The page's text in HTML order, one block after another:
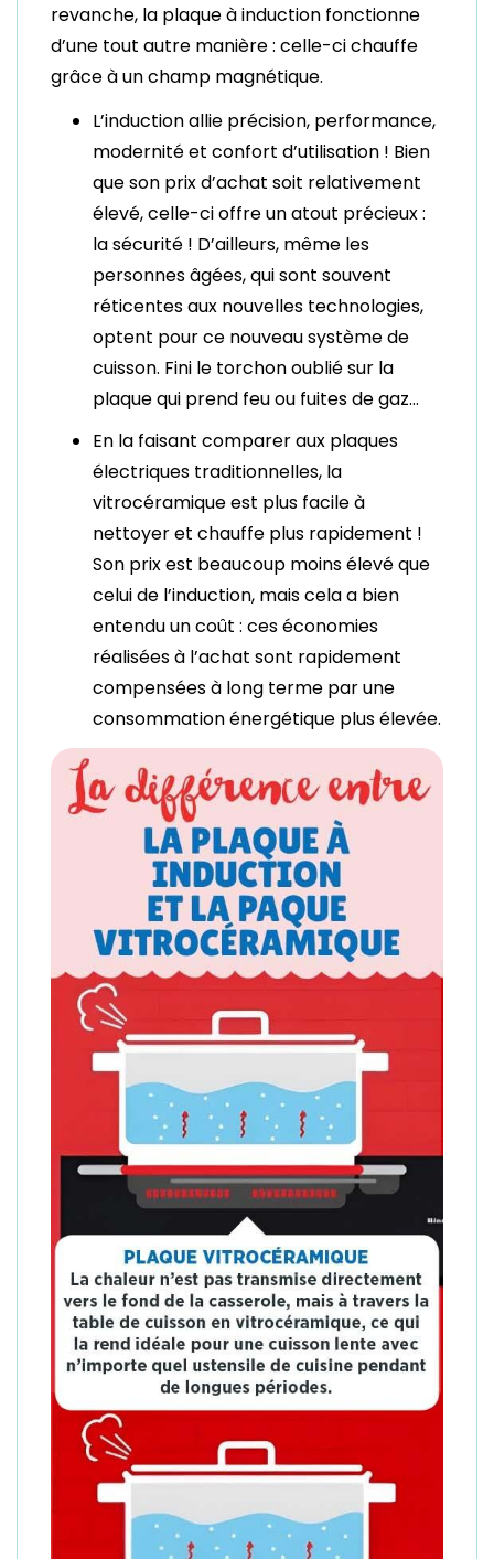
revanche, la plaque à induction fonctionne
d’une tout autre manière : celle-ci chauffe
grâce à un champ magnétique.
L’induction allie précision, performance,
modernité et confort d’utilisation ! Bien
que son prix d’achat soit relativement
élevé, celle-ci offre un atout précieux :
la sécurité ! D’ailleurs, même les
personnes âgées, qui sont souvent
réticentes aux nouvelles technologies,
optent pour ce nouveau système de
cuisson. Fini le torchon oublié sur la
plaque qui prend feu ou fuites de gaz…
En la faisant comparer aux plaques
électriques traditionnelles, la
vitrocéramique est plus facile à
nettoyer et chauffe plus rapidement !
Son prix est beaucoup moins élevé que
celui de l’induction, mais cela a bien
entendu un coût : ces économies
réalisées à l’achat sont rapidement
compensées à long terme par une
consommation énergétique plus élevée.